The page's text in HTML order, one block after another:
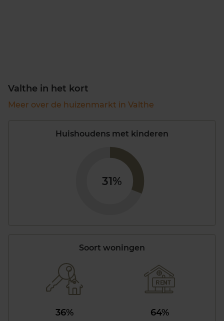
Valthe in het kort
Meer over de huizenmarkt in Valthe
Huishoudens met kinderen
31%
Soort woningen
36%
64%